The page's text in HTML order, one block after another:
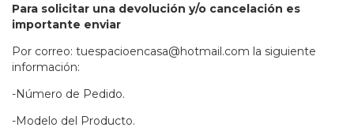
Para solicitar una devolución y/o cancelación es
importante enviar
Por correo: tuespacioencasa@hotmail.com la siguiente
información:
-Número de Pedido.
-Modelo del Producto.